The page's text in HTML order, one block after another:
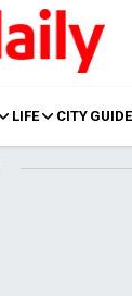
LIFE CITY GUIDE